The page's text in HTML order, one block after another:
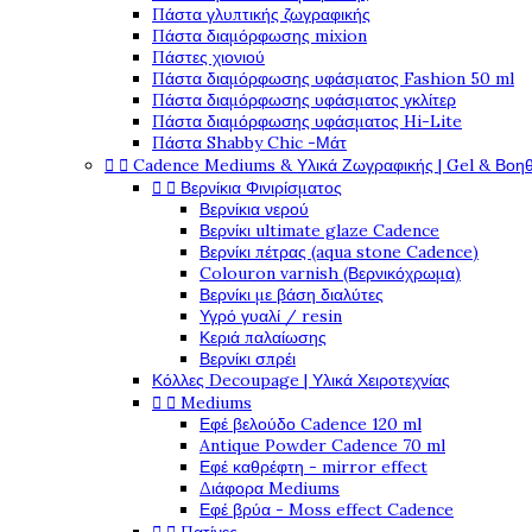
Πάστα γλυπτικής ζωγραφικής
Πάστα διαμόρφωσης mixion
Πάστες χιονιού
Πάστα διαμόρφωσης υφάσματος Fashion 50 ml
Πάστα διαμόρφωσης υφάσματος γκλίτερ
Πάστα διαμόρφωσης υφάσματος Hi-Lite
Πάστα Shabby Chic -Μάτ
  Cadence Mediums & Υλικά Ζωγραφικής | Gel &
  Βερνίκια Φινιρίσματος
Βερνίκια νερού
Βερνίκι ultimate glaze Cadence
Βερνίκι πέτρας (aqua stone Cadence)
Colouron varnish (Βερνικόχρωμα)
Βερνίκι με βάση διαλύτες
Υγρό γυαλί / resin
Κεριά παλαίωσης
Βερνίκι σπρέι
Κόλλες Decoupage | Υλικά Χειροτεχνίας
  Mediums
Εφέ βελούδο Cadence 120 ml
Antique Powder Cadence 70 ml
Εφέ καθρέφτη - mirror effect
Διάφορα Mediums
Εφέ βρύα - Moss effect Cadence